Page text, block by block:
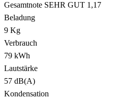
Gesamtnote SEHR GUT 1,17
Beladung
9 Kg
Verbrauch
79 kWh
Lautstärke
57 dB(A)
Kondensation